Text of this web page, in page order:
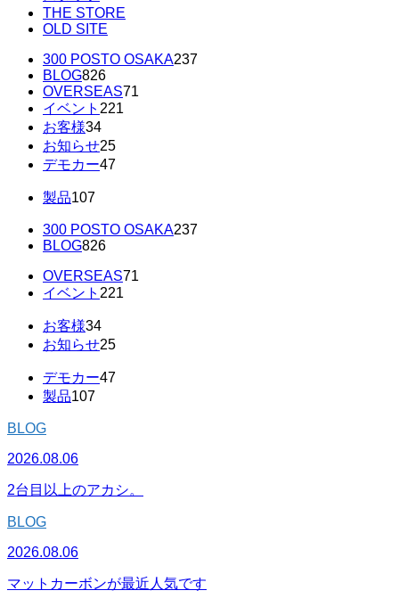
THE STORE
OLD SITE
300 POSTO OSAKA237
BLOG826
OVERSEAS71
イベント 221
お客様34
お知らせ25
デモカー47
製品107
300 POSTO OSAKA237
BLOG826
OVERSEAS71
イベント 221
お客様34
お知らせ25
デモカー47
製品107
BLOG
2026.08.06
2台目以上のアカシ。
BLOG
2026.08.06
マットカーボンが最近人気です